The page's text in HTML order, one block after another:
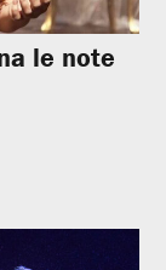
le note